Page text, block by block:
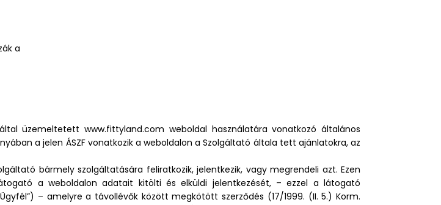
a
üzemeltetett www.fittyland.com weboldal használatára vonatkozó általános
a jelen ÁSZF vonatkozik a weboldalon a Szolgáltató általa tett ajánlatokra, az
bármely szolgáltatására feliratkozik, jelentkezik, vagy megrendeli azt. Ezen
a weboldalon adatait kitölti és elküldi jelentkezését, – ezzel a látogató
– amelyre a távollévők között megkötött szerződés (17/1999. (II. 5.) Korm.